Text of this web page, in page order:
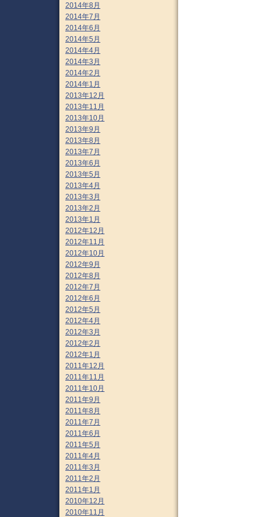
2014年8月
2014年7月
2014年6月
2014年5月
2014年4月
2014年3月
2014年2月
2014年1月
2013年12月
2013年11月
2013年10月
2013年9月
2013年8月
2013年7月
2013年6月
2013年5月
2013年4月
2013年3月
2013年2月
2013年1月
2012年12月
2012年11月
2012年10月
2012年9月
2012年8月
2012年7月
2012年6月
2012年5月
2012年4月
2012年3月
2012年2月
2012年1月
2011年12月
2011年11月
2011年10月
2011年9月
2011年8月
2011年7月
2011年6月
2011年5月
2011年4月
2011年3月
2011年2月
2011年1月
2010年12月
2010年11月